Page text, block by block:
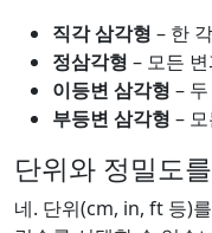
직각 삼각형 – 한
정삼각형 – 모든
이등변 삼각형 –
부등변 삼각형 –
단위와 정밀도
네. 단위(cm, in, ft 등)